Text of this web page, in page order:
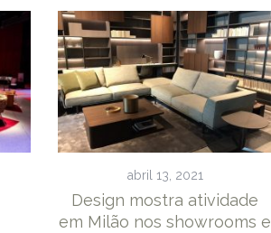
abril 13, 2021
Design mostra atividade
em Milão nos showrooms e